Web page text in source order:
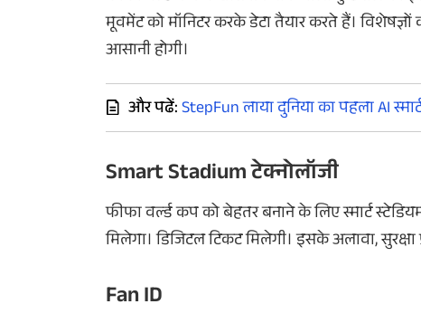
मूवमेंट को मॉनिटर करके डेटा तैयार करते हैं।
आसानी होगी।
और पढें:StepFun लाया दुनिया का पहला AI
Smart Stadium टेक्नोलॉजी
फीफा वर्ल्ड कप को बेहतर बनाने के लिए स्मार्ट
मिलेगा। डिजिटल टिकट मिलेगी। इसके अलावा,
Fan ID